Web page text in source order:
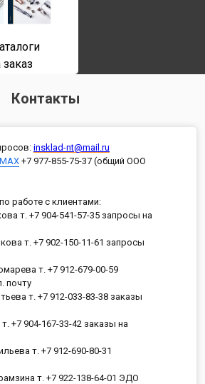
Контакты
insklad-nt@mail.ru
MAX +7 977-855-75-37 (общий ООО
работе с клиентами:
т. +7 904-541-57-35 запросы на
т. +7 902-150-11-61 запросы
т. +7 912-679-00-59
почту
т. +7 912-033-83-38 заказы
+7 904-167-33-42 заказы на
т. +7 912-690-80-31
т. +7 922-138-64-01 ЭДО